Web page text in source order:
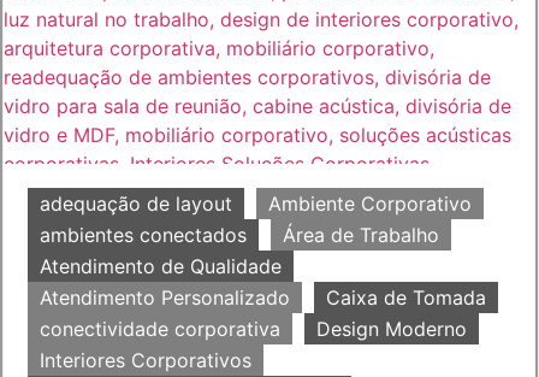
adequação de layout
Ambiente Corporativo
ambientes conectados
Área de Trabalho
Atendimento de Qualidade
Atendimento Personalizado
Caixa de Tomada
conectividade corporativa
Design Moderno
Interiores Corporativos